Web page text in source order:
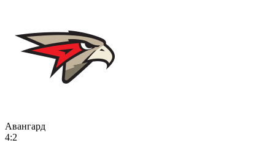
Авангард
4:2